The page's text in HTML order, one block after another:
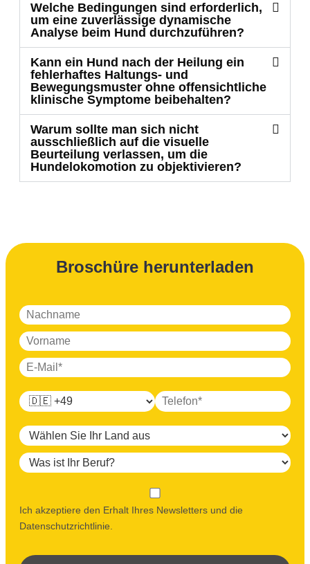
Welche Bedingungen sind erforderlich,
um eine zuverlässige dynamische
Analyse beim Hund durchzuführen?
Kann ein Hund nach der Heilung ein
fehlerhaftes Haltungs- und
Bewegungsmuster ohne offensichtliche
klinische Symptome beibehalten?
Warum sollte man sich nicht
ausschließlich auf die visuelle
Beurteilung verlassen, um die
Hundelokomotion zu objektivieren?
Broschüre herunterladen
Ich akzeptiere den Erhalt Ihres Newsletters und die
Datenschutzrichtlinie.